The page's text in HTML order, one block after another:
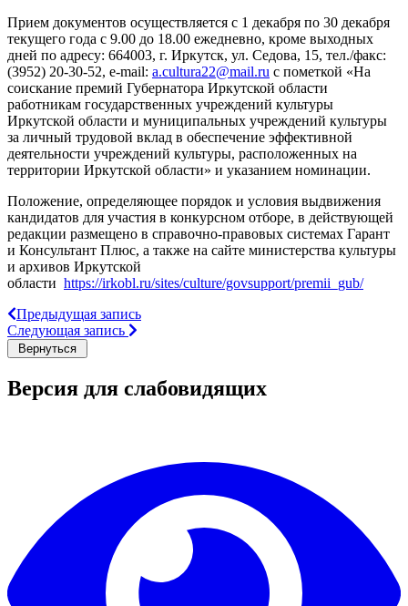
Прием документов осуществляется с 1 декабря по 30 декабря
текущего года с 9.00 до 18.00 ежедневно, кроме выходных
дней по адресу: 664003, г. Иркутск, ул. Седова, 15, тел./факс:
(3952) 20-30-52, e-mail: a.cultura22@mail.ru с пометкой «На
соискание премий Губернатора Иркутской области
работникам государственных учреждений культуры
Иркутской области и муниципальных учреждений культуры
за личный трудовой вклад в обеспечение эффективной
деятельности учреждений культуры, расположенных на
территории Иркутской области» и указанием номинации.
Положение, определяющее порядок и условия выдвижения
кандидатов для участия в конкурсном отборе, в действующей
редакции размещено в справочно-правовых системах Гарант
и Консультант Плюс, а также на сайте министерства культуры
и архивов Иркутской
области https://irkobl.ru/sites/culture/govsupport/premii_gub/
Предыдущая запись
Следующая запись
Версия для слабовидящих